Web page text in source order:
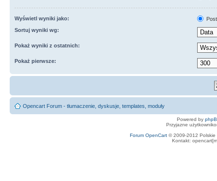
Wyświetl wyniki jako:
Sortuj wyniki wg:
Pokaż wyniki z ostatnich:
Pokaż pierwsze:
Opencart Forum - tłumaczenie, dyskusje, templates, moduły
Powered by
Przyjazne
Forum OpenCart© 2009-2012 Polskie
Kontakt: